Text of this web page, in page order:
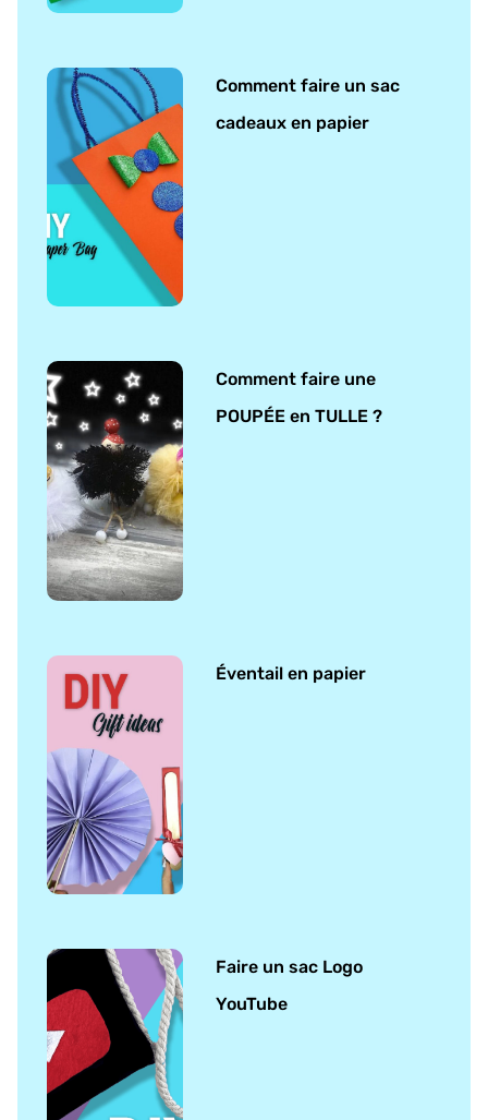
Comment faire un sac
cadeaux en papier
Comment faire une
POUPÉE en TULLE ?
Éventail en papier
Faire un sac Logo
YouTube